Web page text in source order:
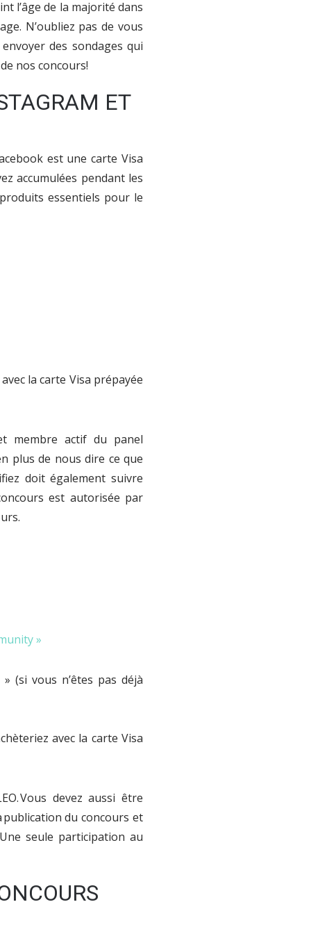
l’âge de la majorité dans
N’oubliez pas de vous
des sondages qui
nos concours!
ET
est une carte Visa
accumulées pendant les
essentiels pour le
la carte Visa prépayée
membre actif du panel
plus de nous dire ce que
doit également suivre
est autorisée par
»
(si vous n’êtes pas déjà
avec la carte Visa
Vous devez aussi être
publication du concours et
seule participation au